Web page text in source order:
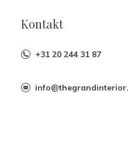
Kontakt
+31 20 244 31 87